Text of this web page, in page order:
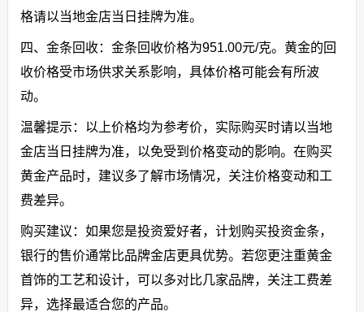
格请以当地金店当日挂牌为准。
四、金条回收：金条回收价格为951.00元/克。黄金的回
收价格受市场供求关系影响，具体价格可能会有所波
动。
温馨提示：以上价格均为参考价，实际购买时请以当地
金店当日挂牌为准，以免受到价格变动的影响。在购买
黄金产品时，建议多了解市场情况，关注价格变动和工
费差异。
购买建议：如果您是投资爱好者，计划购买投资金条，
银行的售价通常比品牌金店更具优势。若您更注重黄金
首饰的工艺和设计，可以多对比几家品牌，关注工费差
异，选择最适合您的产品。